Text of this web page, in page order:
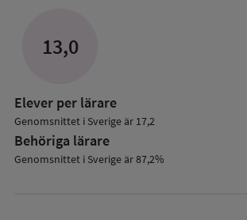
13,0
Elever per lärare
Genomsnittet i Sverige är 17,2
Behöriga lärare
Genomsnittet i Sverige är 87,2%